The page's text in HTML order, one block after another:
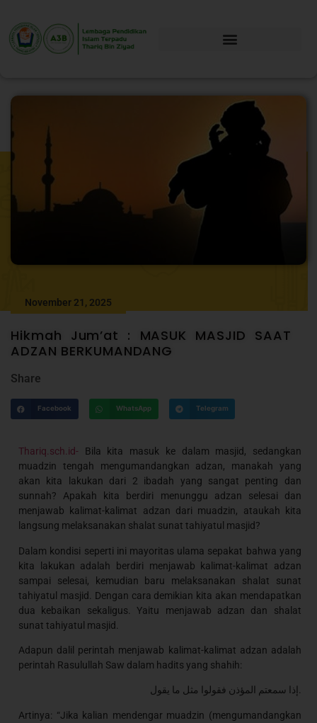
November 21, 2025
Hikmah Jum’at : MASUK MASJID SAAT
ADZAN BERKUMANDANG
Share
Facebook WhatsApp Telegram
Thariq.sch.id- Bila kita masuk ke dalam masjid, sedangkan
muadzin tengah mengumandangkan adzan, manakah yang
akan kita lakukan dari 2 ibadah yang sangat penting dan
sunnah? Apakah kita berdiri menunggu adzan selesai dan
menjawab kalimat-kalimat adzan dari muadzin, ataukah kita
langsung melaksanakan shalat sunat tahiyatul masjid?
Dalam kondisi seperti ini mayoritas ulama sepakat bahwa yang
kita lakukan adalah berdiri menjawab kalimat-kalimat adzan
sampai selesai, kemudian baru melaksanakan shalat sunat
tahiyatul masjid. Dengan cara demikian kita akan mendapatkan
dua kebaikan sekaligus. Yaitu menjawab adzan dan shalat
sunat tahiyatul masjid.
Adapun dalil perintah menjawab kalimat-kalimat adzan adalah
perintah Rasulullah Saw dalam hadits yang shahih:
إذا سمعتم المؤذن فقولوا مثل ما يقول.
Artinya: “Jika kalian mendengar muadzin (mengumandangkan